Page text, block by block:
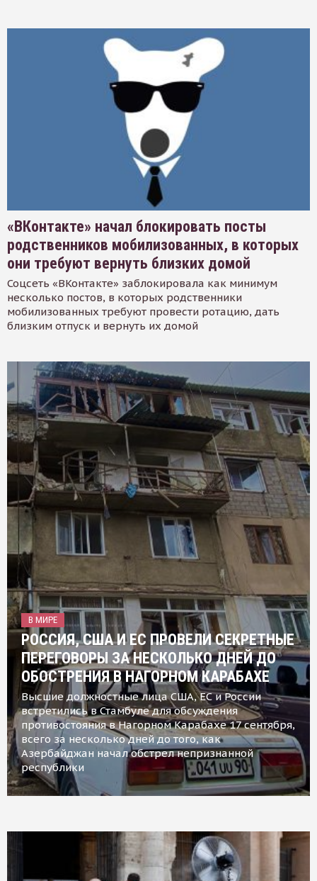
«ВКонтакте» начал блокировать посты
родственников мобилизованных, в которых
они требуют вернуть близких домой
Соцсеть «ВКонтакте» заблокировала как минимум
несколько постов, в которых родственники
мобилизованных требуют провести ротацию, дать
близким отпуск и вернуть их домой
В МИРЕ
РОССИЯ, США И ЕС ПРОВЕЛИ СЕКРЕТНЫЕ
ПЕРЕГОВОРЫ ЗА НЕСКОЛЬКО ДНЕЙ ДО
ОБОСТРЕНИЯ В НАГОРНОМ КАРАБАХЕ
Высшие должностные лица США, ЕС и России
встретились в Стамбуле для обсуждения
противостояния в Нагорном Карабахе 17 сентября,
всего за несколько дней до того, как
Азербайджан начал обстрел непризнанной
республики